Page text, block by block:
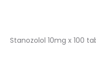
Stanozolol 10mg x 100